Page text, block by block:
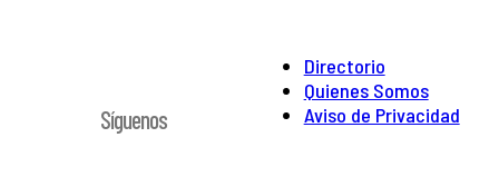
Directorio
Quienes Somos
Aviso de Privacidad
Síguenos